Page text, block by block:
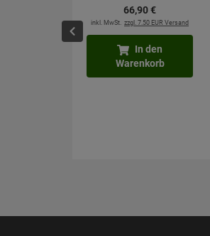
66,90€
inkl. MwSt. zzgl. 7.50 EUR Versand
In den
Warenkorb